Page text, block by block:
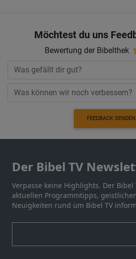
Möchtest du uns
Bewertung der Bibelthek
FEEDBACK SENDEN
Der Bibel TV
Verpasse keine Highlights. Der
aktuellen Programmtipps,
Neuigkeiten rund um Bibel TV